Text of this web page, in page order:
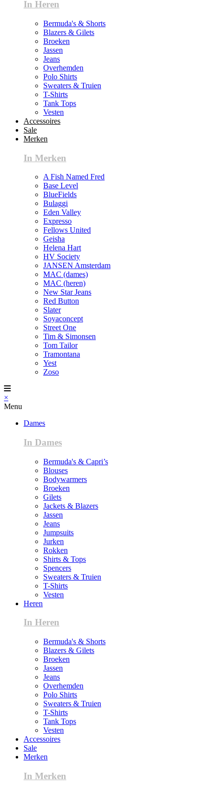
In Heren
Bermuda's & Shorts
Blazers & Gilets
Broeken
Jassen
Jeans
Overhemden
Polo Shirts
Sweaters & Truien
T-Shirts
Tank Tops
Vesten
Accessoires
Sale
Merken
In Merken
A Fish Named Fred
Base Level
BlueFields
Bulaggi
Eden Valley
Expresso
Fellows United
Geisha
Helena Hart
HV Society
JANSEN Amsterdam
MAC (dames)
MAC (heren)
New Star Jeans
Red Button
Slater
Soyaconcept
Street One
Tim & Simonsen
Tom Tailor
Tramontana
Yest
Zoso
×
Menu
Dames
In Dames
Bermuda's & Capri’s
Blouses
Bodywarmers
Broeken
Gilets
Jackets & Blazers
Jassen
Jeans
Jumpsuits
Jurken
Rokken
Shirts & Tops
Spencers
Sweaters & Truien
T-Shirts
Vesten
Heren
In Heren
Bermuda's & Shorts
Blazers & Gilets
Broeken
Jassen
Jeans
Overhemden
Polo Shirts
Sweaters & Truien
T-Shirts
Tank Tops
Vesten
Accessoires
Sale
Merken
In Merken